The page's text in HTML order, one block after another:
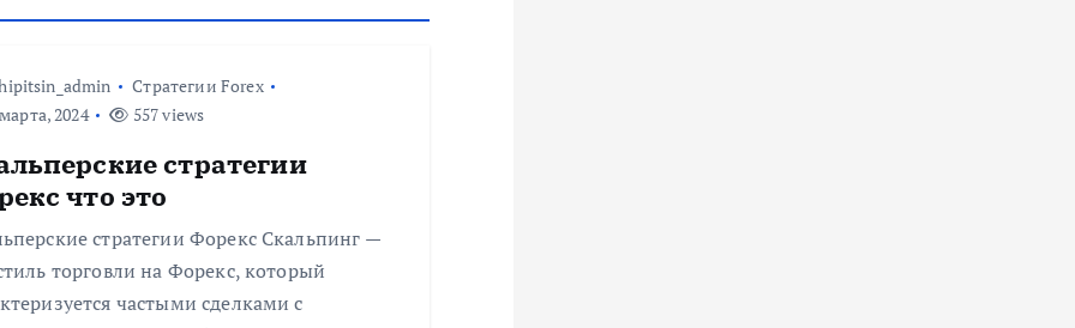
Стратегии Forex
2024
557 views
стратегии
что это
стратегии Форекс Скальпинг —
торговли на Форекс, который
частыми сделками с